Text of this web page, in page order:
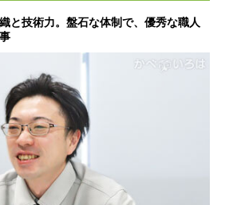
と技術力。盤石な体制で、優秀な職人